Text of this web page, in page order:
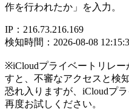
作を行われたか」を入力。
IP：216.73.216.169
検知時間：2026-08-08
※iCloudプライベートリレー
すと、不審なアクセスと検
恐れ入りますが、iCloudプ
再度お試しください。